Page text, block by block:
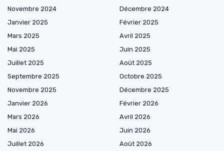
Novembre 2024
Décembre 2024
Janvier 2025
Février 2025
Mars 2025
Avril 2025
Mai 2025
Juin 2025
Juillet 2025
Août 2025
Septembre 2025
Octobre 2025
Novembre 2025
Décembre 2025
Janvier 2026
Février 2026
Mars 2026
Avril 2026
Mai 2026
Juin 2026
Juillet 2026
Août 2026